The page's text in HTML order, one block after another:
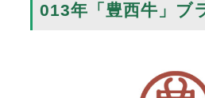
013年「豊西牛」ブ